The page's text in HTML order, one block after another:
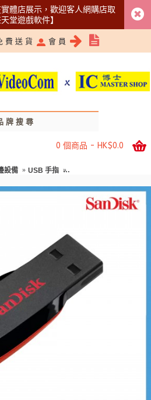
體店展示，歡迎客人網購店取
天堂遊戲軟件】
5366 1340
費 送 貨 會 員
0 個商品 - HK$0.0
設備 USB 手指 SANDISK 128GB CZ50